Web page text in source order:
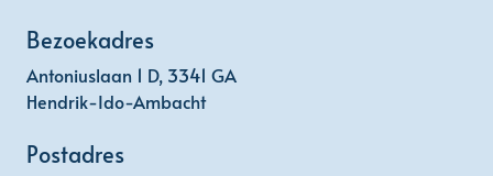
Bezoekadres
Antoniuslaan 1 D, 3341 GA
Hendrik-Ido-Ambacht
Postadres